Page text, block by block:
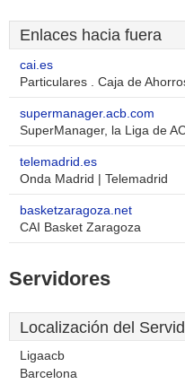
Enlaces hacia fuera
cai.es
Particulares . Caja de
supermanager.acb.com
SuperManager, la Liga de
telemadrid.es
Onda Madrid | Telemadrid
basketzaragoza.net
CAI Basket Zaragoza
Servidores
Localización del
Ligaacb
Barcelona